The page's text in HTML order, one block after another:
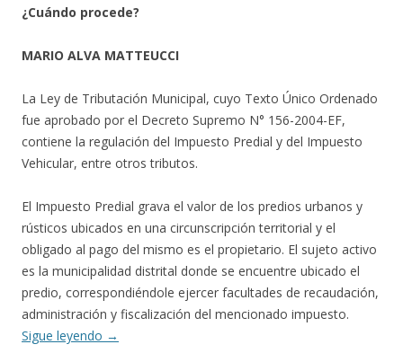
¿Cuándo procede?
MARIO ALVA MATTEUCCI
La Ley de Tributación Municipal, cuyo Texto Único Ordenado
fue aprobado por el Decreto Supremo N° 156-2004-EF,
contiene la regulación del Impuesto Predial y del Impuesto
Vehicular, entre otros tributos.
El Impuesto Predial grava el valor de los predios urbanos y
rústicos ubicados en una circunscripción territorial y el
obligado al pago del mismo es el propietario. El sujeto activo
es la municipalidad distrital donde se encuentre ubicado el
predio, correspondiéndole ejercer facultades de recaudación,
administración y fiscalización del mencionado impuesto.
Sigue leyendo →